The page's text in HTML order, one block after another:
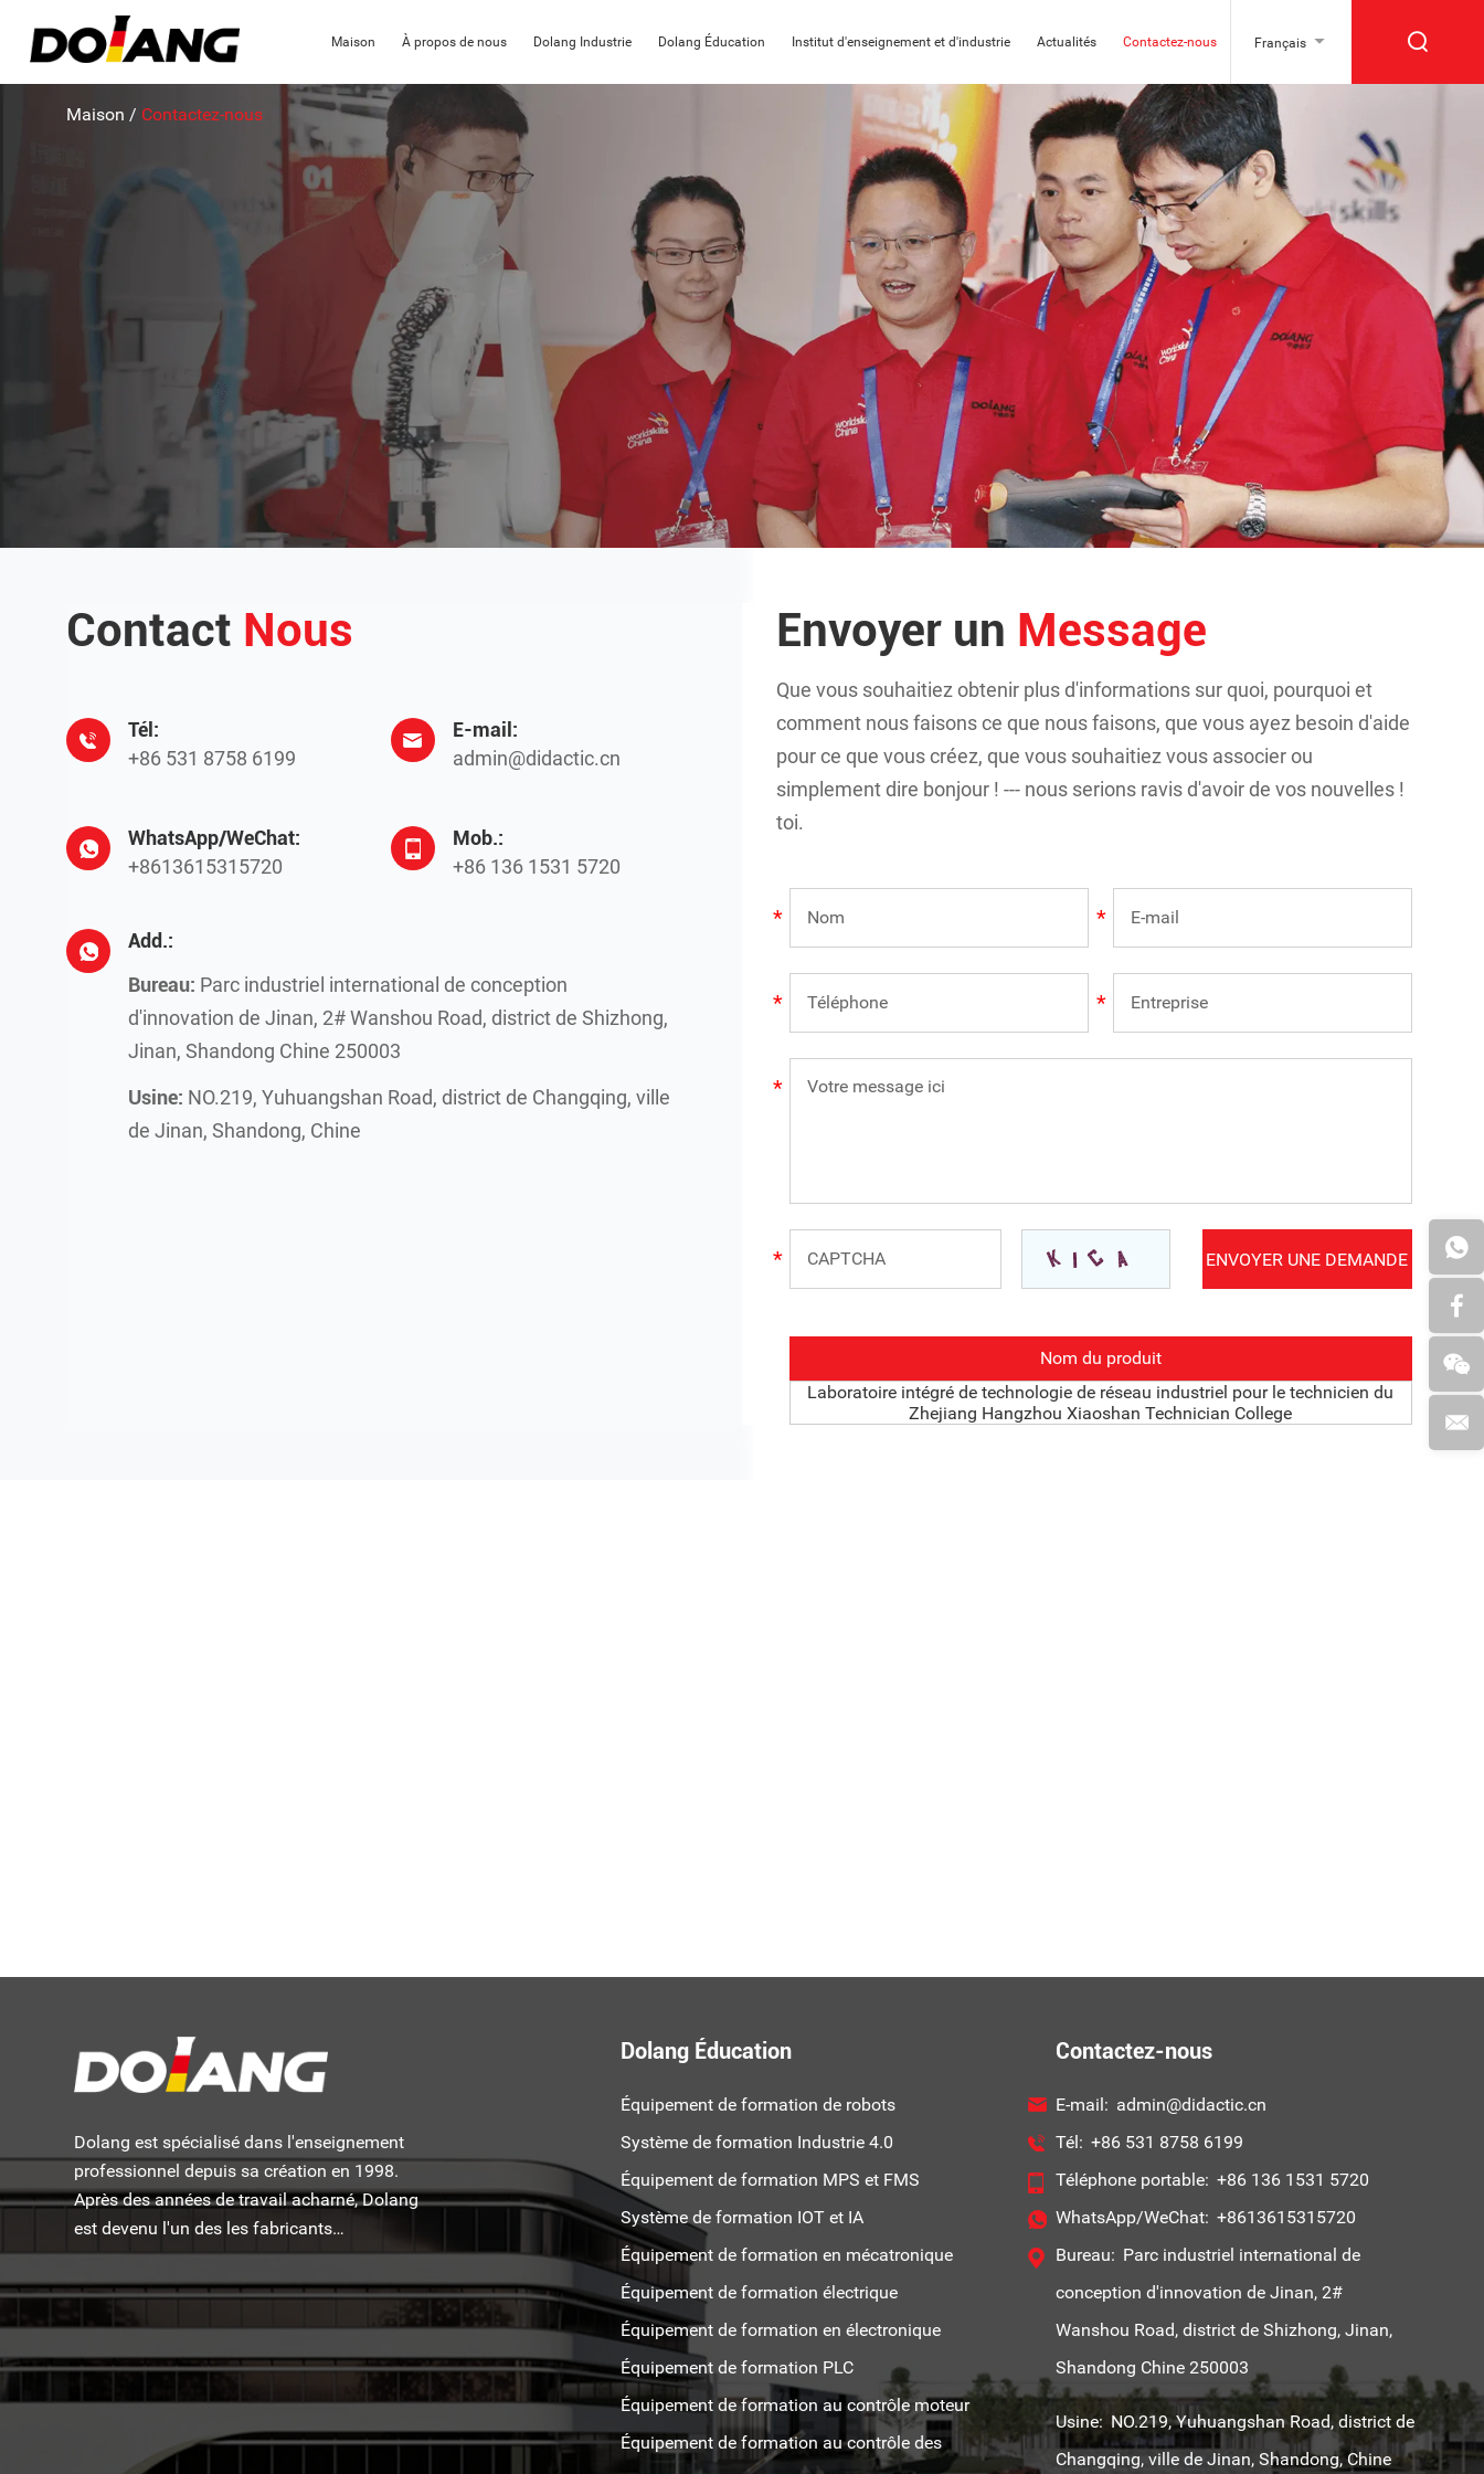
Maison À propos de nous Dolang Industrie Dolang Éducation Institut d'enseignement et d'industrie Actualités Contactez-nous Français
Maison / Contactez-nous
Contact Nous
Tél:
+86 531 8758 6199
E-mail:
admin@didactic.cn
WhatsApp/WeChat:
+8613615315720
Mob.:
+86 136 1531 5720
Add.:
Bureau: Parc industriel international de conception
d'innovation de Jinan, 2# Wanshou Road, district de Shizhong,
Jinan, Shandong Chine 250003
Usine: NO.219, Yuhuangshan Road, district de Changqing, ville
de Jinan, Shandong, Chine
Envoyer un Message
Que vous souhaitiez obtenir plus d'informations sur quoi, pourquoi et
comment nous faisons ce que nous faisons, que vous ayez besoin d'aide
pour ce que vous créez, que vous souhaitiez vous associer ou
simplement dire bonjour ! --- nous serions ravis d'avoir de vos nouvelles !
toi.
Nom du produit
Laboratoire intégré de technologie de réseau industriel pour le technicien du
Zhejiang Hangzhou Xiaoshan Technician College
Dolang est spécialisé dans l'enseignement
professionnel depuis sa création en 1998.
Après des années de travail acharné, Dolang
est devenu l'un des les fabricants
d'équipements de formation pédagogique les
plus célèbres au monde.
Dolang Éducation
Équipement de formation de robots
Système de formation Industrie 4.0
Équipement de formation MPS et FMS
Système de formation IOT et IA
Équipement de formation en mécatronique
Équipement de formation électrique
Équipement de formation en électronique
Équipement de formation PLC
Équipement de formation au contrôle moteur
Équipement de formation au contrôle des
Contactez-nous
E-mail: admin@didactic.cn
Tél: +86 531 8758 6199
Téléphone portable: +86 136 1531 5720
WhatsApp/WeChat: +8613615315720
Bureau: Parc industriel international de
conception d'innovation de Jinan, 2#
Wanshou Road, district de Shizhong, Jinan,
Shandong Chine 250003
Usine: NO.219, Yuhuangshan Road, district de
Changqing, ville de Jinan, Shandong, Chine